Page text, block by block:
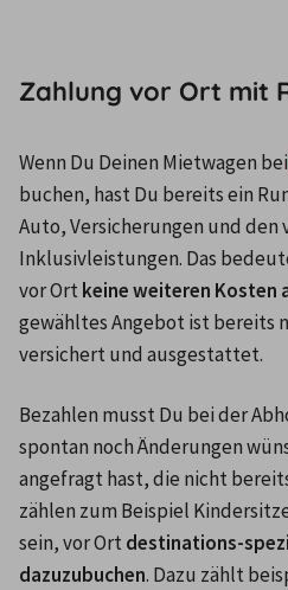
Zahlung vor Ort mit
Wenn Du Deinen Mietwagen bei
buchen, hast Du bereits ein
Auto, Versicherungen und den
Inklusivleistungen. Das
vor Ort keine weiteren Kosten
gewähltes Angebot ist bereits
versichert und ausgestattet.
Bezahlen musst Du bei der
spontan noch Änderungen
angefragt hast, die nicht
zählen zum Beispiel
sein, vor Ort destinations-
dazuzubuchen. Dazu zählt